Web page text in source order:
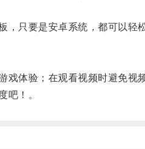
只要是安卓系统，都可以轻松
体验；在观看视频时避免视
吧！。